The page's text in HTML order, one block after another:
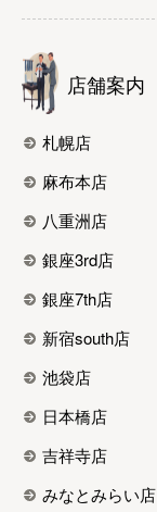
店舗案内
札幌店
麻布本店
八重洲店
銀座3rd店
銀座7th店
新宿south店
池袋店
日本橋店
吉祥寺店
みなとみらい店